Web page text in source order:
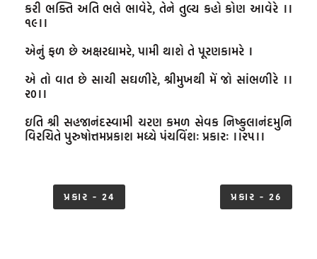
કરી ભક્તિ અતિ ભલે ભાવેરે, તેને તુલ્ય કહો કોણ આવેરે ।।
૧૯।।
એનું ફળ છે અક્ષરધામરે, પામી થાશે તે પૂરણકામરે ।
એ તો વાત છે સાચી સઘળીરે, શ્રીમુખથી મેં જો સાંભળીરે ।।
૨૦।।
ઇતિ શ્રી સહજાનંદસ્વામી ચરણ કમળ સેવક નિષ્કુલાનંદમુનિ
વિરચિતે પુરુષોત્તમપ્રકાશ મધ્યે પંચવિંશઃ પ્રકારઃ ।।૨૫।।
પ્રકાર - 24 પ્રકાર - 26